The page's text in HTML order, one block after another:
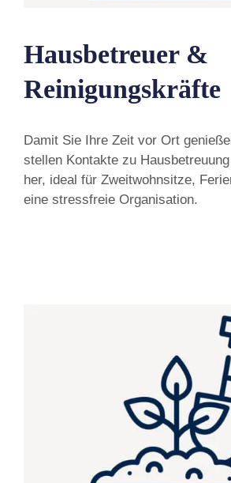
Hausbetreuer &
Reinigungskräfte
Damit Sie Ihre Zeit vor Ort
stellen Kontakte zu
her, ideal für Zweitwohnsitze,
eine stressfreie Organisation.